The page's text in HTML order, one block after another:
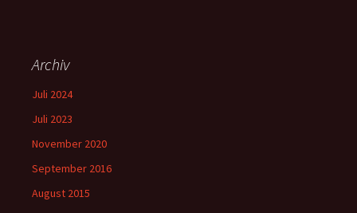
Archiv
Juli 2024
Juli 2023
November 2020
September 2016
August 2015